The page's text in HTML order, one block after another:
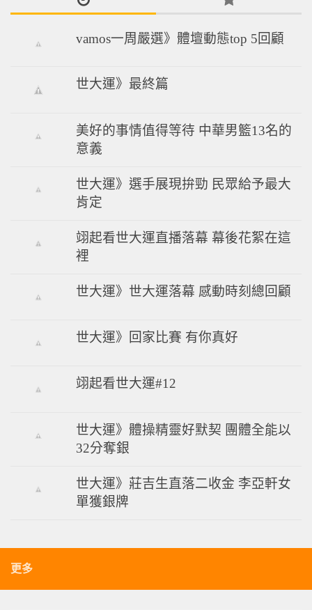
vamos一周嚴選》體壇動態top 5回顧
世大運》最終篇
美好的事情值得等待 中華男籃13名的
意義
世大運》選手展現拚勁 民眾給予最大
肯定
翊起看世大運直播落幕 幕後花絮在這
裡
世大運》世大運落幕 感動時刻總回顧
世大運》回家比賽 有你真好
翊起看世大運#12
世大運》體操精靈好默契 團體全能以
32分奪銀
世大運》莊吉生直落二收金 李亞軒女
單獲銀牌
更多